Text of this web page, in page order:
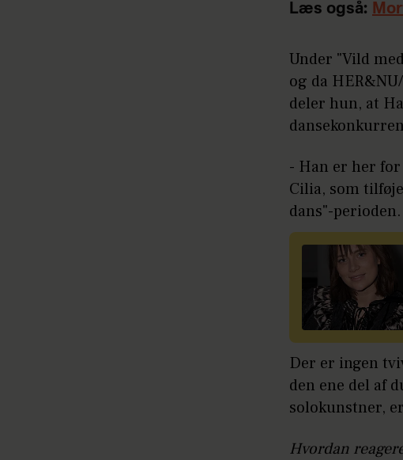
Læs også:
Under "Vild
og da
deler hun, at
- Han er her
Cilia, som
dans"-perioden.
Der er ingen
den ene del af
solokunstner,
Hvordan